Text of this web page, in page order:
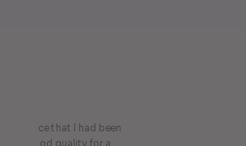
a piece that I had been
is good quality for a